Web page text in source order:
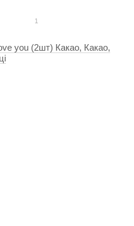
1
you (2шт) Какао, Какао,